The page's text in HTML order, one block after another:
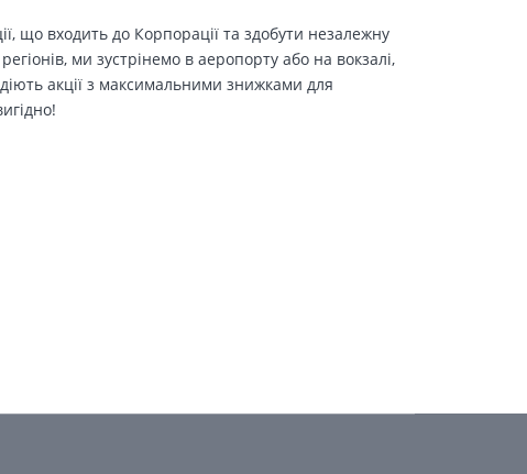
що входить до Корпорації та здобути незалежну
ми зустрінемо в аеропорту або на вокзалі,
акції з максимальними знижками для